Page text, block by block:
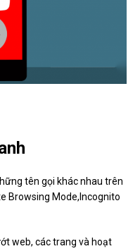
tên gọi khác nhau trên
Browsing Mode,Incognito
web, các trang và hoạt